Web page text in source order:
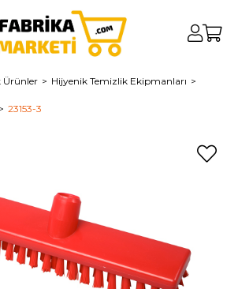
Ürünler Hijyenik Temizlik Ekipmanları
23153-3